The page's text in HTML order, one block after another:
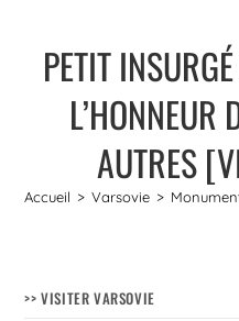
PETIT
L’HONNEUR
AUTRES
Accueil > Varsovie >
>> VISITER VARSOVIE